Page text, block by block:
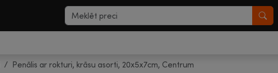
Penālis ar rokturi, krāsu asorti, 20x5x7cm, Centrum